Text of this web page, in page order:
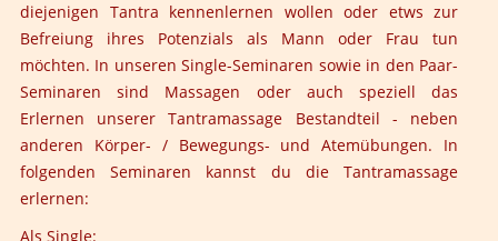
diejenigen Tantra kennenlernen wollen oder etws zur
Befreiung ihres Potenzials als Mann oder Frau tun
möchten. In unseren Single-Seminaren sowie in den Paar-
Seminaren sind Massagen oder auch speziell das
Erlernen unserer Tantramassage Bestandteil - neben
anderen Körper- / Bewegungs- und Atemübungen. In
folgenden Seminaren kannst du die Tantramassage
erlernen:
Als Single: